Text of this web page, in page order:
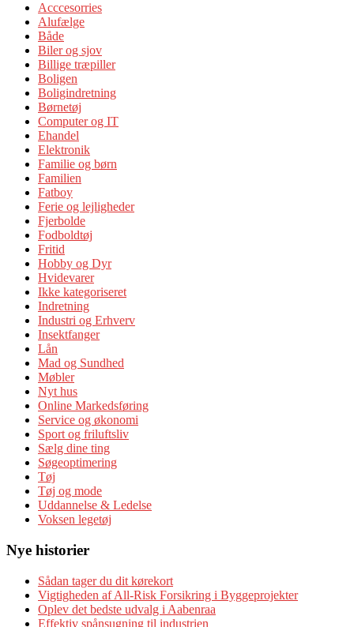
Acccesorries
Alufælge
Både
Biler og sjov
Billige træpiller
Boligen
Boligindretning
Børnetøj
Computer og IT
Ehandel
Elektronik
Familie og børn
Familien
Fatboy
Ferie og lejligheder
Fjerbolde
Fodboldtøj
Fritid
Hobby og Dyr
Hvidevarer
Ikke kategoriseret
Indretning
Industri og Erhverv
Insektfanger
Lån
Mad og Sundhed
Møbler
Nyt hus
Online Markedsføring
Service og økonomi
Sport og friluftsliv
Sælg dine ting
Søgeoptimering
Tøj
Tøj og mode
Uddannelse & Ledelse
Voksen legetøj
Nye historier
Sådan tager du dit kørekort
Vigtigheden af All-Risk Forsikring i Byggeprojekter
Oplev det bedste udvalg i Aabenraa
Effektiv spånsugning til industrien